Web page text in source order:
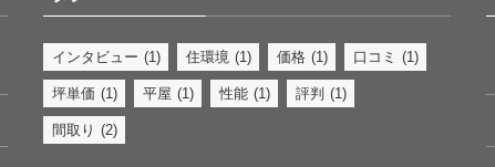
インタビュー (1) 住環境 (1) 価格 (1) 口コミ (1)
坪単価 (1) 平屋 (1) 性能 (1) 評判 (1)
間取り (2)